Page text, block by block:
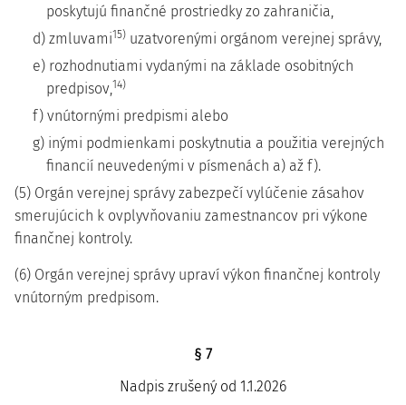
poskytujú finančné prostriedky zo zahraničia,
d) zmluvami15) uzatvorenými orgánom verejnej správy,
e) rozhodnutiami vydanými na základe osobitných
predpisov,14)
f) vnútornými predpismi alebo
g) inými podmienkami poskytnutia a použitia verejných
financií neuvedenými v písmenách a) až f).
(5) Orgán verejnej správy zabezpečí vylúčenie zásahov
smerujúcich k ovplyvňovaniu zamestnancov pri výkone
finančnej kontroly.
(6) Orgán verejnej správy upraví výkon finančnej kontroly
vnútorným predpisom.
§ 7
Nadpis zrušený od 1.1.2026